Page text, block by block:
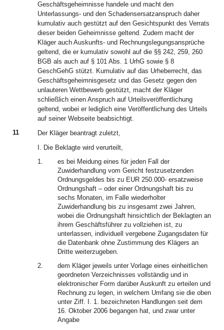
Geschäftsgeheimnisse handele und macht den
Unterlassungs- und den Schadensersatzanspruch daher
kumulativ auch gestützt auf den Gesichtspunkt des Verrats
dieser beiden Geheimnisse geltend. Zudem macht der
Kläger auch Auskunfts- und Rechnungslegungsansprüche
geltend, die er kumulativ sowohl auf die §§ 242, 259, 260
BGB als auch auf § 101 Abs. 1 UrhG sowie § 8
GeschGehG stützt. Kumulativ auf das Urheberrecht, das
Geschäftsgeheimnisgesetz und das Gesetz gegen den
unlauteren Wettbewerb gestützt, macht der Kläger
schließlich einen Anspruch auf Urteilsveröffentlichung
geltend, wobei er lediglich eine Veröffentlichung des Urteils
auf seiner Webseite beabsichtigt.
11
Der Kläger beantragt zuletzt,
I. Die Beklagte wird verurteilt,
1.
es bei Meidung eines für jeden Fall der
Zuwiderhandlung vom Gericht festzusetzenden
Ordnungsgeldes bis zu EUR 250.000- ersatzweise
Ordnungshaft – oder einer Ordnungshaft bis zu
sechs Monaten, im Falle wiederholter
Zuwiderhandlung bis zu insgesamt zwei Jahren,
wobei die Ordnungshaft hinsichtlich der Beklagten an
ihrem Geschäftsführer zu vollziehen ist, zu
unterlassen, individuell vergebene Zugangsdaten für
die Datenbank ohne Zustimmung des Klägers an
Dritte weiterzugeben.
2.
dem Kläger jeweils unter Vorlage eines einheitlichen
geordneten Verzeichnisses vollständig und in
elektronischer Form darüber Auskunft zu erteilen und
Rechnung zu legen, in welchem Umfang sie die oben
unter Ziff. I. 1. bezeichneten Handlungen seit dem
16. Oktober 2006 begangen hat, und zwar unter
Angabe